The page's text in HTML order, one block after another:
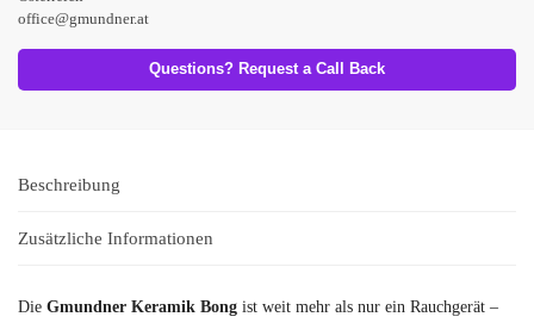
office@gmundner.at
Questions? Request a Call Back
Beschreibung
Zusätzliche Informationen
Die Gmundner Keramik Bong ist weit mehr als nur ein Rauchgerät –